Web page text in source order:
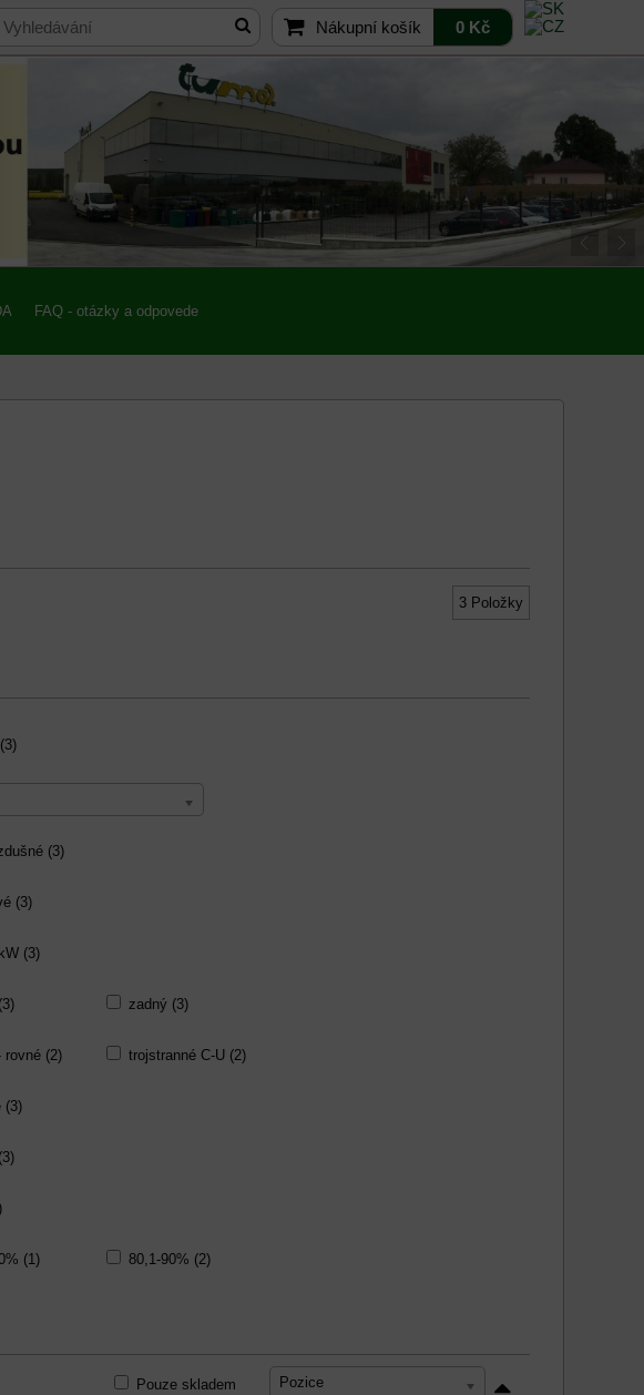
Nákupní košík 0 Kč
FAQ - otázky a odpovede
3 Položky
(3)
(3)
(3)
zadný (3)
rovné (2) trojstranné C-U (2)
(3)
(1) 80,1-90% (2)
Pozice
Pouze skladem